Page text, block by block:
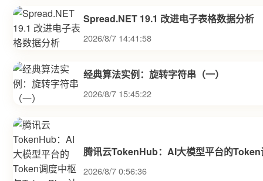
Spread.NET 19.1 改进电子表格数据分析
2026/8/7 14:41:58
经典算法实例：旋转字符串（一）
2026/8/7 15:45:22
腾讯云TokenHub：AI大模型平台的
2026/8/7 0:56:36